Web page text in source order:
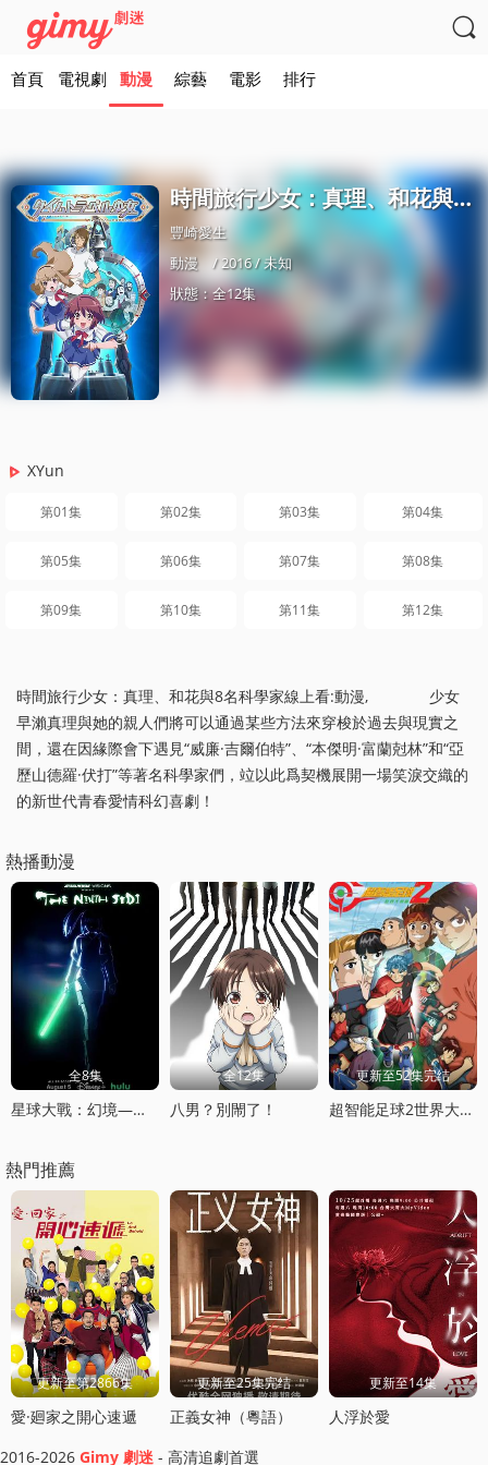

首頁 電視劇 動漫 綜藝 電影 排行
時間旅行少女：真理、和花與8名科學家
豐崎愛生
動漫
/ 2016 / 未知
狀態：全12集
XYun
第01集 第02集 第03集 第04集
第05集 第06集 第07集 第08集
第09集 第10集 第11集 第12集
時間旅行少女：真理、和花與8名科學家線上看:動漫, 少女
早瀨真理與她的親人們將可以通過某些方法來穿梭於過去與現實之
間，還在因緣際會下遇見“威廉·吉爾伯特”、“本傑明·富蘭尅林”和“亞
歷山德羅·伏打”等著名科學家們，竝以此爲契機展開一場笑淚交織的
的新世代青春愛情科幻喜劇！
熱播動漫
全8集
星球大戰：幻境—第九個絕地武士
全12集
八男？別閙了！
更新至52集完结
超智能足球2世界大賽篇
熱門推薦
更新至第2866集
愛·廻家之開心速遞
更新至25集完结
正義女神（粵語）
更新至14集
人浮於愛
2016-2026 Gimy 劇迷 - 高清追劇首選